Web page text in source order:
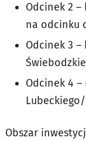
Odcinek 2
na odcinku
Odcinek 3
Odcinek 4
Obszar